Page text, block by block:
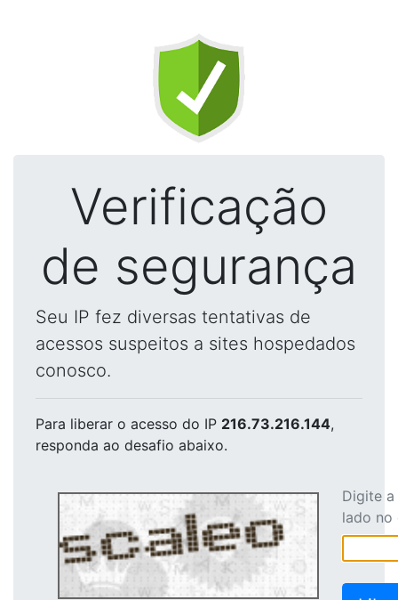
Verificação
de segurança
Seu IP fez diversas tentativas de
acessos suspeitos a sites hospedados
conosco.
Para liberar o acesso do IP 216.73.216.144,
responda ao desafio abaixo.
Digite
lado no